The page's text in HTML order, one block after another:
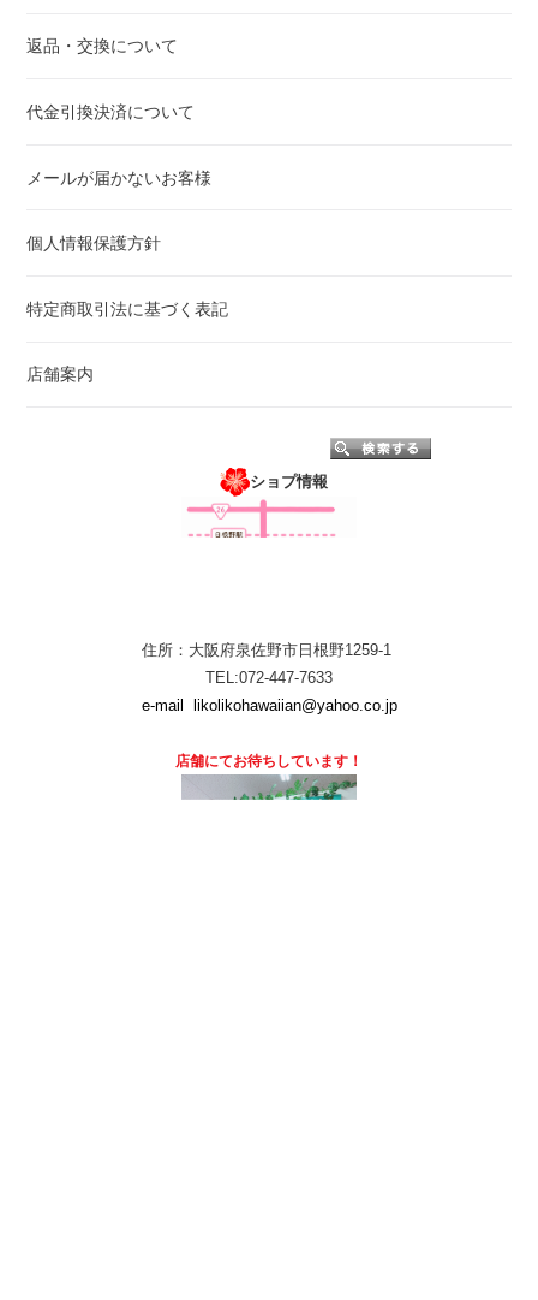
返品・交換について
代金引換決済について
メールが届かないお客様
個人情報保護方針
特定商取引法に基づく表記
店舗案内
ショプ情報
住所：大阪府泉佐野市日根野1259-1
TEL:072-447-7633
e-mail
likolikohawaiian@yahoo.co.jp
店舗にてお待ちしています！